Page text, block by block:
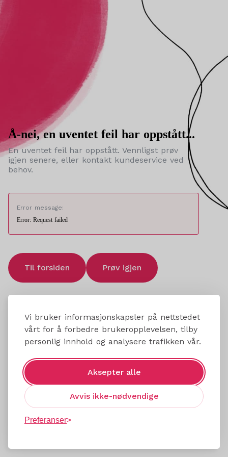
Vi bruker informasjonskapsler på nettstedet
vårt for å forbedre brukeropplevelsen, tilby
personlig innhold og analysere trafikken vår.
Aksepter alle
Avvis ikke-nødvendige
Preferanser
Å-nei, en uventet feil har oppstått...
En uventet feil har oppstått. Vennligst prøv
igjen senere, eller kontakt kundeservice ved
behov.
Error message:
Error: Request failed
Til forsiden Prøv igjen